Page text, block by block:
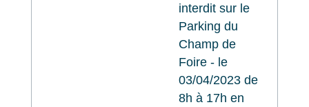
interdit sur le
Parking du
Champ de
Foire - le
03/04/2023 de
8h à 17h en